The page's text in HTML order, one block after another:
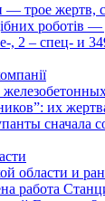
трое жертв,
роботів —
2 – спец- и
их
сначала
области и
работа